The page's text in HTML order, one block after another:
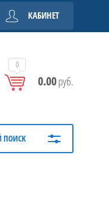
КАБИНЕТ
0
0.00руб.
ПОИСК